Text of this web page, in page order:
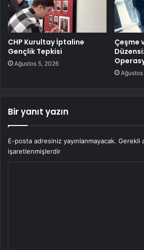
CHP Kurultay İptaline
Gençlik Tepkisi
Ağustos 5, 2026
Çeşme
Bir yanıt yazın
E-posta adresiniz yayınlanmayacak. Gerekli
işaretlenmişlerdir